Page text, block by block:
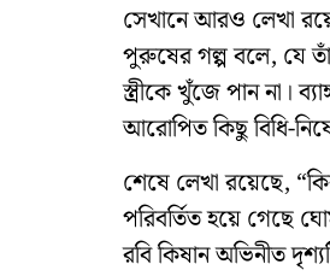
সেখানে আরও লেখা
পুরুষের গল্প বলে, যে
স্ত্রীকে খুঁজে পান না।
আরোপিত কিছু বিধি-
শেষে লেখা রয়েছে,
পরিবর্তিত হয়ে গেছে
রবি কিষান অভিনীত